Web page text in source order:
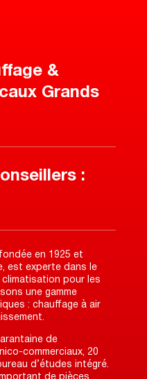
&
Grands
:
en 1925 et
est experte dans le
pour les
une gamme
: chauffage à air
de
commerciaux, 20
d’études intégré.
de pièces